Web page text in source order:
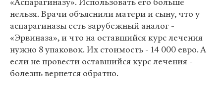
нельзя. Врачи объяснили матери и сыну, что у
аспарагиназы есть зарубежный аналог -
«Эрвиназа», и что на оставшийся курс лечения
нужно 8 упаковок. Их стоимость - 14 000 евро. А
если не провести оставшийся курс лечения -
болезнь вернется обратно.